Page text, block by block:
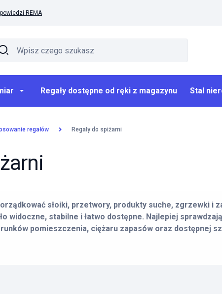
REMA
Regały dostępne od ręki z magazynu Stal
regałów Regały do spiżarni
słoiki, przetwory, produkty suche, zgrzewki i
widoczne, stabilne i łatwo dostępne. Najlepiej
pomieszczenia, ciężaru zapasów oraz dostępnej